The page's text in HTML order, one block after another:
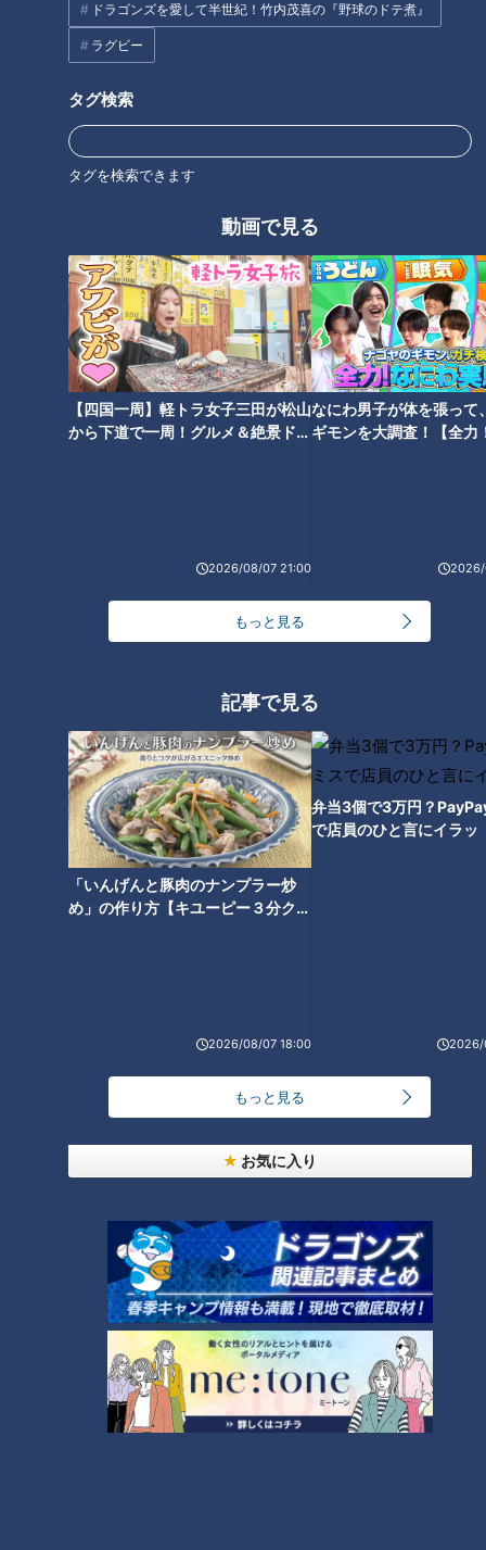
ドラゴンズを愛して半世紀！竹内茂喜の『野球のドテ煮』
ラグビー
タグ検索
タグを検索できます
動画で見る
【四国一周】軽トラ女子三田が松山
から下道で一周！グルメ＆絶景ドラ
2026/08/07 21:00
なにわ男子が体を張って
ギモンを大調査！【全力
2026/
もっと見る
記事で見る
「いんげんと豚肉のナンプラー炒
め」の作り方【キユーピー３分クッ
2026/08/07 18:00
弁当3個で3万円？
で店員のひと言にイラッ
2026/
もっと見る
お気に入り
CBCテレビ：画像『写真AC』より「屋台ラーメンの提灯」
何といっても、印象深いのはその“登場曲”である。屋台ラーメ
ンといえば「チャルメラ」の音色。チャルメラはもともとは木
屋台ラーメンの思い出
初めて屋台ラーメンを食べた昭和４０年代は、すでに軽トラッ
て来るのは、夕方ではなく、完全に日も落ちた午後９時すぎか
ら夜半にかけての時間だった。夕食後に、少し小腹がすき始め
た頃である。チャルメラの音色が近づいてくると、どこの街角
にいるのか、町内を探しながら走った。
ひとつの“外食”だった